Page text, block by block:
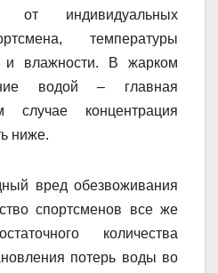
от индивидуальных
температуры
влажности. В жарком
водой – главная
концентрация
ниже.
вред обезвоживания
спортсменов все же
количества
потерь воды во